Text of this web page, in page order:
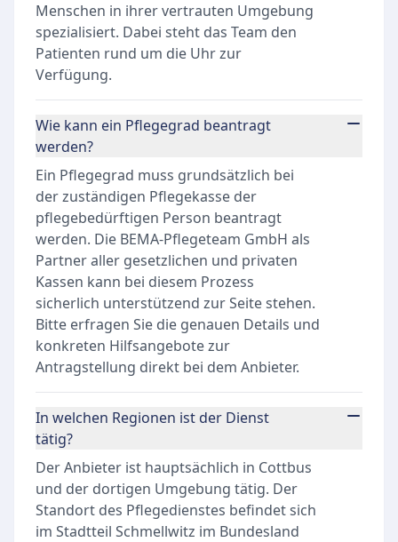
Menschen in ihrer vertrauten Umgebung
spezialisiert. Dabei steht das Team den
Patienten rund um die Uhr zur
Verfügung.
Wie kann ein Pflegegrad beantragt
werden?
Ein Pflegegrad muss grundsätzlich bei
der zuständigen Pflegekasse der
pflegebedürftigen Person beantragt
werden. Die BEMA-Pflegeteam GmbH als
Partner aller gesetzlichen und privaten
Kassen kann bei diesem Prozess
sicherlich unterstützend zur Seite stehen.
Bitte erfragen Sie die genauen Details und
konkreten Hilfsangebote zur
Antragstellung direkt bei dem Anbieter.
In welchen Regionen ist der Dienst
tätig?
Der Anbieter ist hauptsächlich in Cottbus
und der dortigen Umgebung tätig. Der
Standort des Pflegedienstes befindet sich
im Stadtteil Schmellwitz im Bundesland